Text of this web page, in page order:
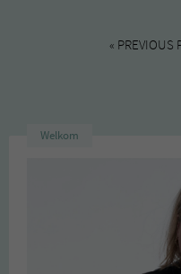
« PREVIOUS
Welkom